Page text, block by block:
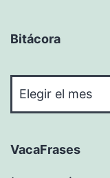
Bitácora
VacaFrases